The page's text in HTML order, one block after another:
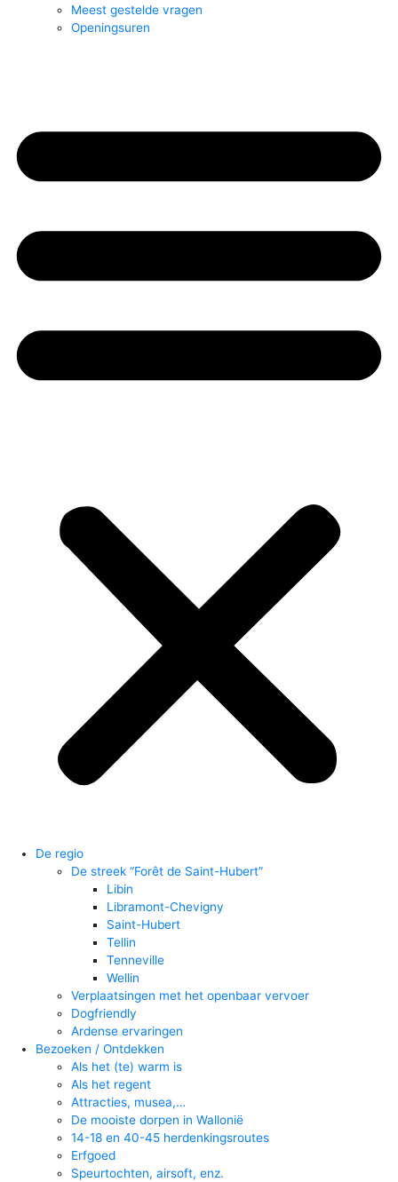
Meest gestelde vragen
Openingsuren
De regio
De streek “Forêt de Saint-Hubert”
Libin
Libramont-Chevigny
Saint-Hubert
Tellin
Tenneville
Wellin
Verplaatsingen met het openbaar vervoer
Dogfriendly
Ardense ervaringen
Bezoeken / Ontdekken
Als het (te) warm is
Als het regent
Attracties, musea,…
De mooiste dorpen in Wallonië
14-18 en 40-45 herdenkingsroutes
Erfgoed
Speurtochten, airsoft, enz.